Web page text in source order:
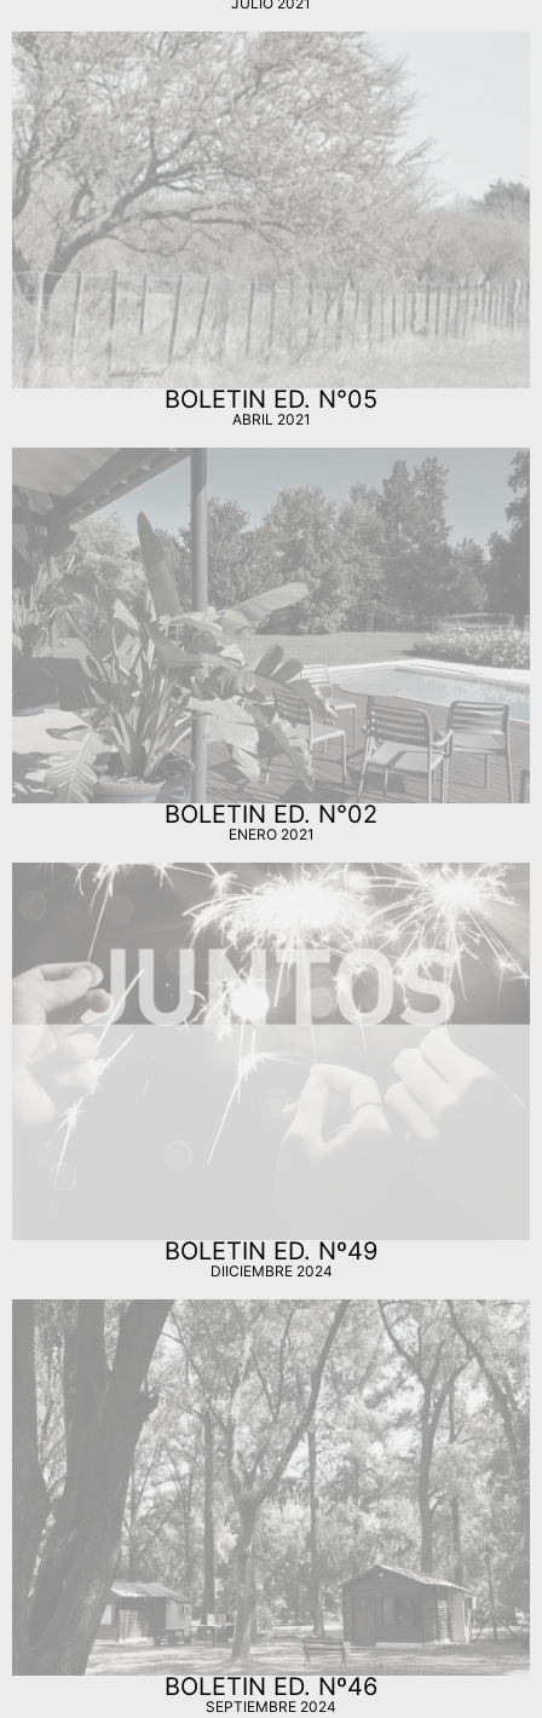
BOLETIN ED. N°05
ABRIL 2021
BOLETIN ED. N°02
ENERO 2021
BOLETIN ED. Nº49
DIICIEMBRE 2024
BOLETIN ED. Nº46
SEPTIEMBRE 2024